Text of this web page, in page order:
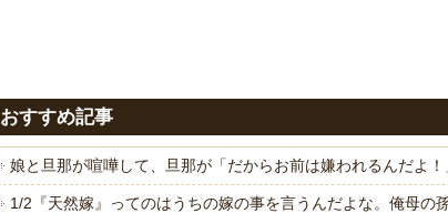
おすすめ記事
娘と旦那が喧嘩して、旦那が「だからお前は嫌われるんだよ
1/2『天然嫁』ってのはうちの嫁の事を言うんだよな。俺母